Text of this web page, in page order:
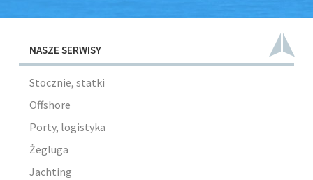
NASZE SERWISY
Stocznie, statki
Offshore
Porty, logistyka
Żegluga
Jachting